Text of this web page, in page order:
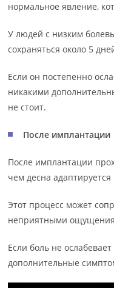
нормальное явление,
У людей с низким
сохраняться около 5
Если он постепенно
никакими
не стоит.
После имплантации
После имплантации
чем десна
Этот процесс может
неприятными
Если боль не
дополнительные